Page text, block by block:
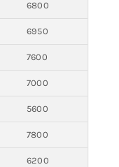
6800
6950
7600
7000
5600
7800
6200